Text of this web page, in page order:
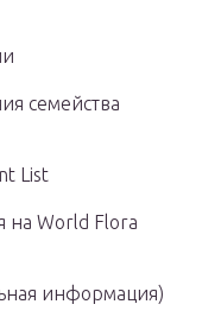
семейства
List
на World Flora
информация)